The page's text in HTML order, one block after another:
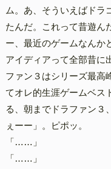
ム。あ、そういえばドラ
たんだ。これって昔遊ん
ー、最近のゲームなんか
アイディアって全部昔に
ファン３はシリーズ最高
てオレ的生涯ゲームベス
る、朝までドラファン３
ぇーー」。ピポッ。
「……」
「……」